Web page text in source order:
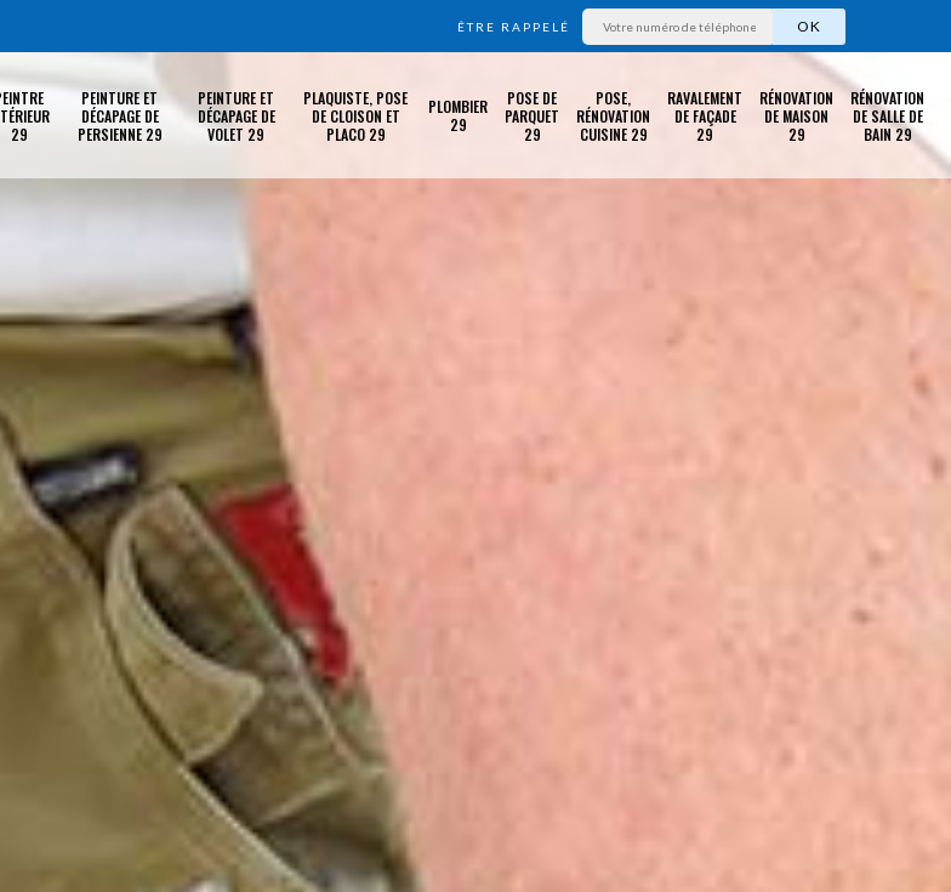
ÊTRE RAPPELÉ
29
PEINTURE ET
DÉCAPAGE DE
PERSIENNE 29
PEINTURE ET
DÉCAPAGE DE
VOLET 29
PLAQUISTE, POSE
DE CLOISON ET
PLACO 29
PLOMBIER
29
POSE DE
PARQUET
29
POSE,
RÉNOVATION
CUISINE 29
RAVALEMENT
DE FAÇADE
29
RÉNOVATION
DE MAISON
29
RÉNOVATION
DE SALLE DE
BAIN 29